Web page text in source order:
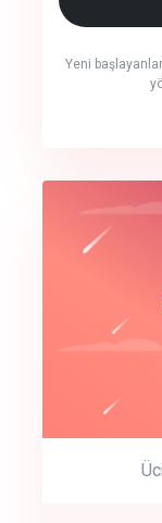
Yeni
Best Choice